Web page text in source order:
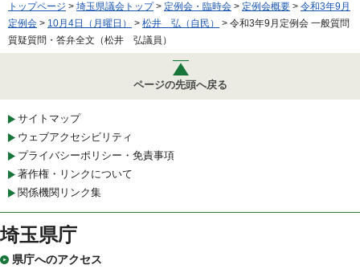
トップページ > 埼玉県議会トップ> 定例会・臨時会 > 定例会概要 > 令和3年9月
定例会 > 10月4日（月曜日） > 松井 弘（自民）
> 令和3年9月定例会 一般質問
質疑質問・答弁全文（松井 弘議員）
ページの先頭へ戻る
サイトマップ
ウェブアクセシビリティ
プライバシーポリシー・免責事項
著作権・リンクについて
関係機関リンク集
埼玉県庁
県庁へのアクセス